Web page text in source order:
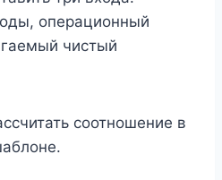
операционный
чистый
соотношение в